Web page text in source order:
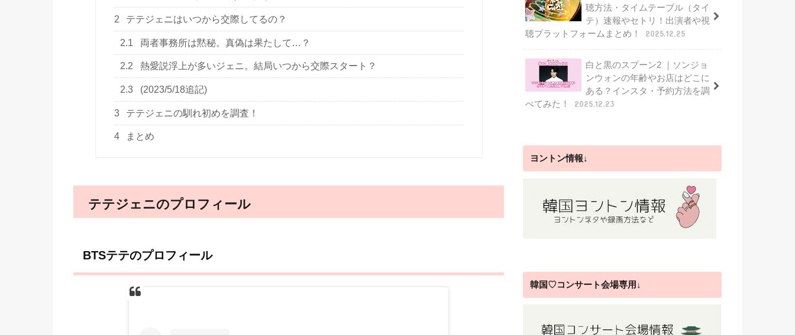
2 テテジェニはいつから交際してるの？
2.1 両者事務所は黙秘。真偽は果たして…？
2.2 熱愛説浮上が多いジェニ。結局いつから交際スタート？
2.3 (2023/5/18追記)
3 テテジェニの馴れ初めを調査！
4 まとめ
テテジェニのプロフィール
BTSテテのプロフィール
聴方法・タイムテーブル（タイ
テ）速報やセトリ！出演者や視
聴プラットフォームまとめ！
2025.12.25
白と黒のスプーン2 ｜ソンジョ
ンウォンの年齢やお店はどこに
ある？インスタ・予約方法を調
べてみた！
2025.12.23
ヨントン情報↓
韓国♡コンサート会場専用↓